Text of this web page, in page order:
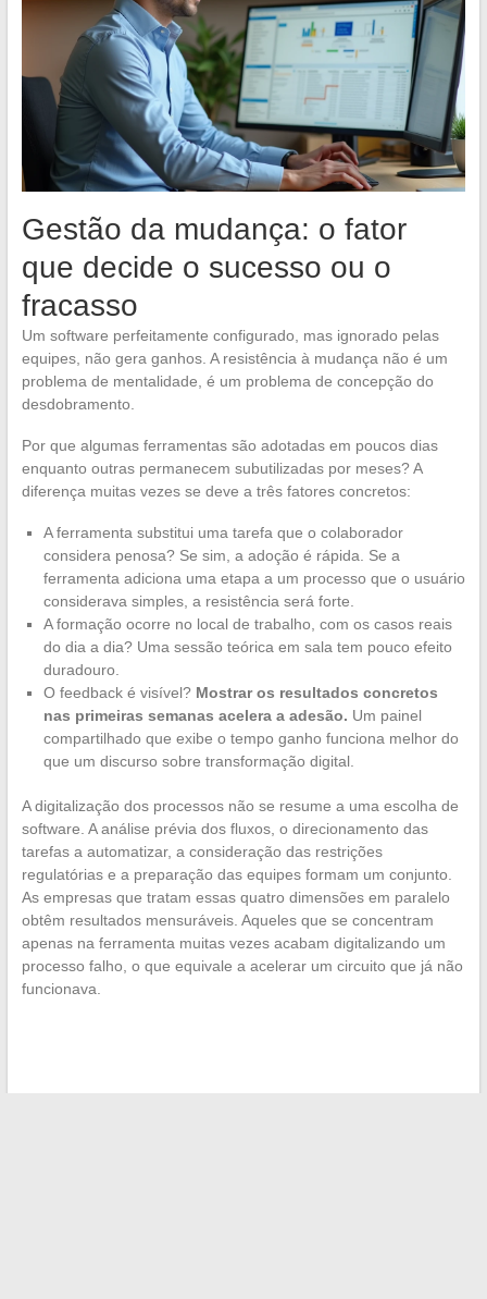
Gestão da mudança: o fator
que decide o sucesso ou o
fracasso
Um software perfeitamente configurado, mas ignorado pelas
equipes, não gera ganhos. A resistência à mudança não é um
problema de mentalidade, é um problema de concepção do
desdobramento.
Por que algumas ferramentas são adotadas em poucos dias
enquanto outras permanecem subutilizadas por meses? A
diferença muitas vezes se deve a três fatores concretos:
A ferramenta substitui uma tarefa que o colaborador
considera penosa? Se sim, a adoção é rápida. Se a
ferramenta adiciona uma etapa a um processo que o usuário
considerava simples, a resistência será forte.
A formação ocorre no local de trabalho, com os casos reais
do dia a dia? Uma sessão teórica em sala tem pouco efeito
duradouro.
O feedback é visível? Mostrar os resultados concretos
nas primeiras semanas acelera a adesão. Um painel
compartilhado que exibe o tempo ganho funciona melhor do
que um discurso sobre transformação digital.
A digitalização dos processos não se resume a uma escolha de
software. A análise prévia dos fluxos, o direcionamento das
tarefas a automatizar, a consideração das restrições
regulatórias e a preparação das equipes formam um conjunto.
As empresas que tratam essas quatro dimensões em paralelo
obtêm resultados mensuráveis. Aqueles que se concentram
apenas na ferramenta muitas vezes acabam digitalizando um
processo falho, o que equivale a acelerar um circuito que já não
funcionava.